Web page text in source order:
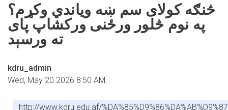
main
content
څنګه کولای سم ښه ویاندي وکړم؟
په نوم څلور ورځنى ورکشاپ پاى
ته ورسېد
kdru_admin
Wed, May 20 2026 8:50 AM
http://www.kdru.edu.af/